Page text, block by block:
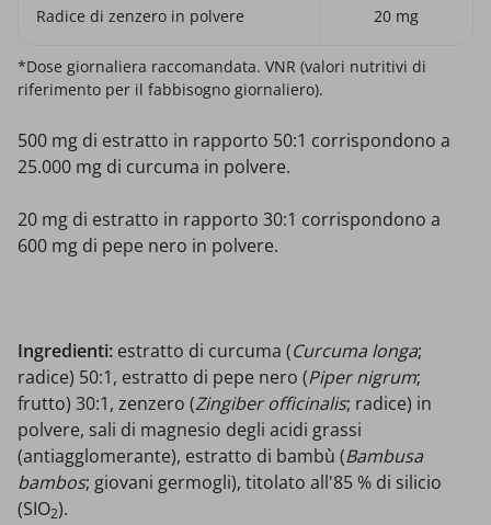
Radice di zenzero in polvere 20 mg
*Dose giornaliera raccomandata. VNR (valori nutritivi di
riferimento per il fabbisogno giornaliero).
500 mg di estratto in rapporto 50:1 corrispondono a
25.000 mg di curcuma in polvere.
20 mg di estratto in rapporto 30:1 corrispondono a
600 mg di pepe nero in polvere.
Ingredienti: estratto di curcuma (Curcuma longa;
radice) 50:1, estratto di pepe nero (Piper nigrum;
frutto) 30:1, zenzero (Zingiber officinalis; radice) in
polvere, sali di magnesio degli acidi grassi
(antiagglomerante), estratto di bambù (Bambusa
bambos; giovani germogli), titolato all'85 % di silicio
(SIO2).